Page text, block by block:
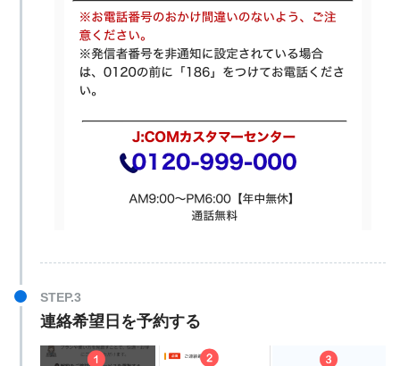
連絡希望日を予約する